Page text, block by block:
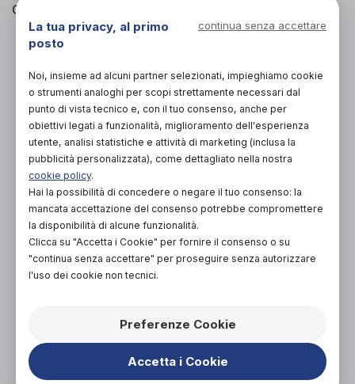
Cuscino antidecubito con fodera
PROVA E ACQUISTA IN NEGOZIO
PROVA E NOLEGGIA IN NEGOZIO
NON DISPONIBILE
ACQUISTA ONLINE
NON DISPONIBILE
Scarica il coupon
La tua privacy, al primo
posto
continua senza accettare
Noi, insieme ad alcuni partner selezionati, impieghiamo cookie
o strumenti analoghi per scopi strettamente necessari dal
punto di vista tecnico e, con il tuo consenso, anche per
obiettivi legati a funzionalità, miglioramento dell'esperienza
utente, analisi statistiche e attività di marketing (inclusa la
pubblicità personalizzata), come dettagliato nella nostra
cookie policy.
Hai la possibilità di concedere o negare il tuo consenso: la
mancata accettazione del consenso potrebbe compromettere
la disponibilità di alcune funzionalità.
Clicca su "Accetta i Cookie" per fornire il consenso o su
"continua senza accettare" per proseguire senza autorizzare
l'uso dei cookie non tecnici.
Preferenze Cookie
Accetta i Cookie